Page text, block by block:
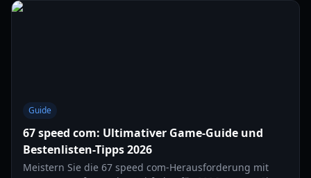
Guide
67 speed com: Ultimativer Game-Guide und
Bestenlisten-Tipps 2026
Meistern Sie die 67 speed com-Herausforderung mit